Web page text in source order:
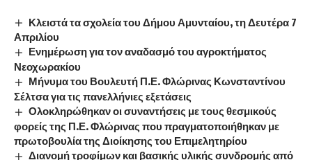
Κλειστά τα σχολεία του Δήμου Αμυνταίου, τη Δευτέρα 7
Απριλίου
Ενημέρωση για τον αναδασμό του αγροκτήματος
Νεοχωρακίου
Μήνυμα του Βουλευτή Π.Ε. Φλώρινας Κωνσταντίνου
Σέλτσα για τις πανελλήνιες εξετάσεις
Ολοκληρώθηκαν οι συναντήσεις με τους θεσμικούς
φορείς της Π.Ε. Φλώρινας που πραγματοποιήθηκαν με
πρωτοβουλία της Διοίκησης του Επιμελητηρίου
Διανομή τροφίμων και βασικής υλικής συνδρομής από